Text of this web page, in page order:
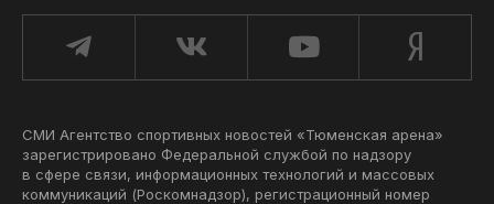
СМИ Агентство спортивных новостей «Тюменская арена»
зарегистрировано Федеральной службой по надзору
в сфере связи, информационных технологий и массовых
коммуникаций (Роскомнадзор), регистрационный номер